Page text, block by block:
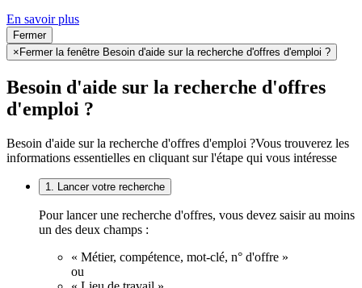
En savoir plus
Fermer
× Fermer la fenêtre Besoin d'aide sur la recherche d'offres d'emploi ?
Besoin d'aide sur la recherche d'offres
d'emploi ?
Besoin d'aide sur la recherche d'offres d'emploi ?Vous trouverez les
informations essentielles en cliquant sur l'étape qui vous intéresse
1. Lancer votre recherche
Pour lancer une recherche d'offres, vous devez saisir au moins
un des deux champs :
« Métier, compétence, mot-clé, n° d'offre »
ou